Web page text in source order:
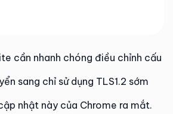
cần nhanh chóng điều chỉnh cấu
sang chỉ sử dụng TLS1.2 sớm
nhật này của Chrome ra mắt.